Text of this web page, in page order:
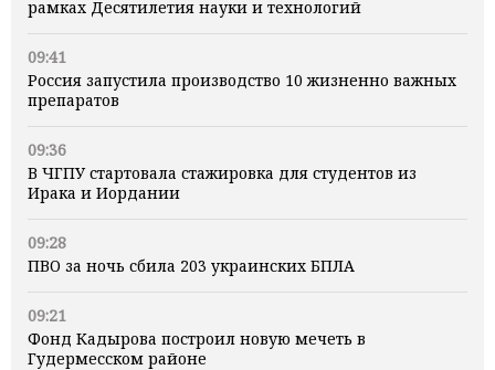
рамках Десятилетия науки и технологий
09:41
Россия запустила производство 10 жизненно важных
препаратов
09:36
В ЧГПУ стартовала стажировка для студентов из
Ирака и Иордании
09:28
ПВО за ночь сбила 203 украинских БПЛА
09:21
Фонд Кадырова построил новую мечеть в
Гудермесском районе